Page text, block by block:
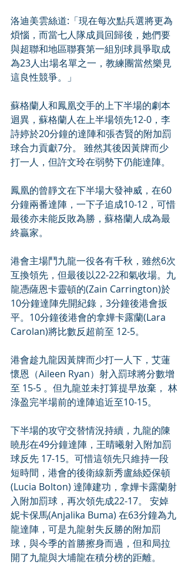
洛迪美雲絲道:「現在每次點兵選將更為
煩惱，而當七人隊成員回歸後，她們要
與超聯和地區聯賽第一組別球員爭取成
為23人出場名單之一，教練團當然樂見
這良性競爭。」
蘇格蘭人和鳳凰交手的上下半場的劇本
迴異，蘇格蘭人在上半場領先12-0，李
詩婷於20分鐘的達陣和張杏賢的附加罰
球合力貢獻7分。 雖然其後因黃牌而少
打一人，但許文玲在弱勢下仍能達陣。
鳳凰的曾靜文在下半場大發神威，在60
分鐘兩番達陣，一下子追成10-12，可惜
最後亦未能反敗為勝，蘇格蘭人成為最
終贏家。
港會主場鬥九龍一役各有千秋，雖然6次
互換領先，但最後以22-22和氣收場。九
龍憑薩恩卡靈頓的(Zain Carrington)於
10分鐘達陣先開紀錄，3分鐘後港會扳
平。10分鐘後港會的拿嬅卡露蘭(Lara
Carolan)將比數反超前至 12-5。
港會趁九龍因黃牌而少打一人下，艾蓮
懷恩（Aileen Ryan）射入罰球將分數增
至 15-5 。但九龍並未打算提早放棄， 林
淥盈完半場前的達陣追近至10-15。
下半場的攻守交替情況持續，九龍的陳
䁱彤在49分鐘達陣，王晴曦射入附加罰
球反先 17-15。可惜這領先只維持一段
短時間，港會的後衛線新秀盧絲婭保頓
(Lucia Bolton) 達陣建功，拿嬅卡露蘭射
入附加罰球，再次領先成22-17。 安婥
妮卡保馬(Anjalika Buma) 在63分鐘為九
龍達陣，可是九龍射失反勝的附加罰
球，與今季的首勝擦身而過，但和局拉
開了九龍與大埔龍在積分榜的距離。